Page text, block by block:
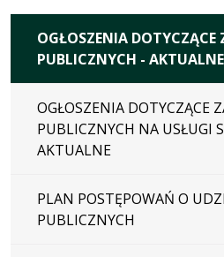
OGŁOSZENIA DOTYCZĄCE
PUBLICZNYCH - AKTUALNE
OGŁOSZENIA DOTYCZĄCE
PUBLICZNYCH NA USŁUGI
AKTUALNE
PLAN POSTĘPOWAŃ O
PUBLICZNYCH